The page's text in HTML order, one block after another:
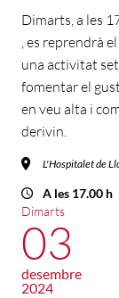
Dimarts, a les
, es reprendrà
una activitat
fomentar el
en veu alta i
derivin.
L'Hospitalet de
A les 17.00 h
Dimarts
03
desembre
2024